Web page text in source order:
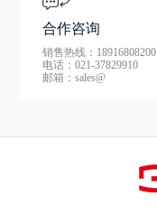
合作咨询
销售热线：18916808200
电话：021-37829910
邮箱：sales@